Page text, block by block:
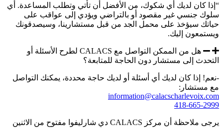
“إذا كان لديك أي شكوك، من الأفضل أن تأتي وتطلب المساعدة. أي
سلوك جنسي غير مقصود أو بالتراضي ويؤدي إلى عواقب على
حياتك سيؤخذ على محمل الجد من قبل مستشارينا، وسيصدقونك
ويستمعون إليك.
هل من الممكن التواصل مع CALACS لطرح الأسئلة أو
التحدث إلى مستشار دون الحاجة للمتابعة؟
-نعم! إذا كان لديك أي أسئلة أو لديك حاجة محددة، يمكنك التواصل
مع مستشار:
information@calacscharlevoix.com
418-665-2999
يرجى ملاحظة أن مركز CALACS دي شارليفوا مفتوح من الاثنين